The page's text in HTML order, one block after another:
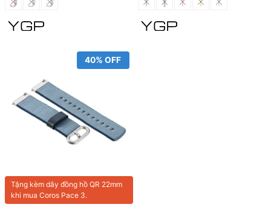
132.000 ₫.
was:
40% OFF
Tặng kèm dây đồng hồ QR 22mm
khi mua Coros Pace 3.